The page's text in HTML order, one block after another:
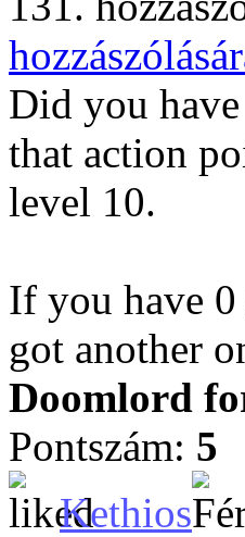
Did you
that action
level 10.
If you have
got another
Doomlord
Pontszám: 5
Kethios